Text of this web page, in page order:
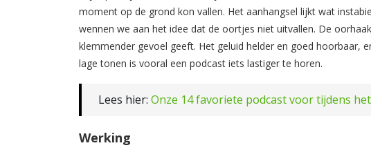
moment op de grond kon vallen. Het aanhangsel lijkt wat
wennen we aan het idee dat de oortjes niet uitvallen. De
klemmender gevoel geeft. Het geluid helder en goed hoorbaar,
lage tonen is vooral een podcast iets lastiger te horen.
Lees hier: Onze 14 favoriete podcast voor tijdens
Werking